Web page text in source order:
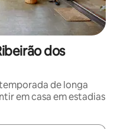
dos
de longa
em casa em estadias